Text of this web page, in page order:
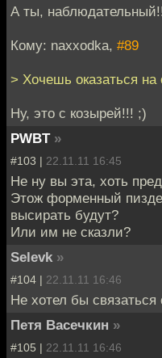
А ты,
Кому: naxxodka, #89
> Хочешь оказаться на
Ну, это с козырей!!! ;)
PWBT »
#103 | 22.11.11 16:45
Не ну вы эта, хоть
Этож форменный
высирать будут?
Или им не сказли?
Selevk »
#104 | 22.11.11 16:46
Не хотел бы
Петя Васечкин »
#105 | 22.11.11 16:46